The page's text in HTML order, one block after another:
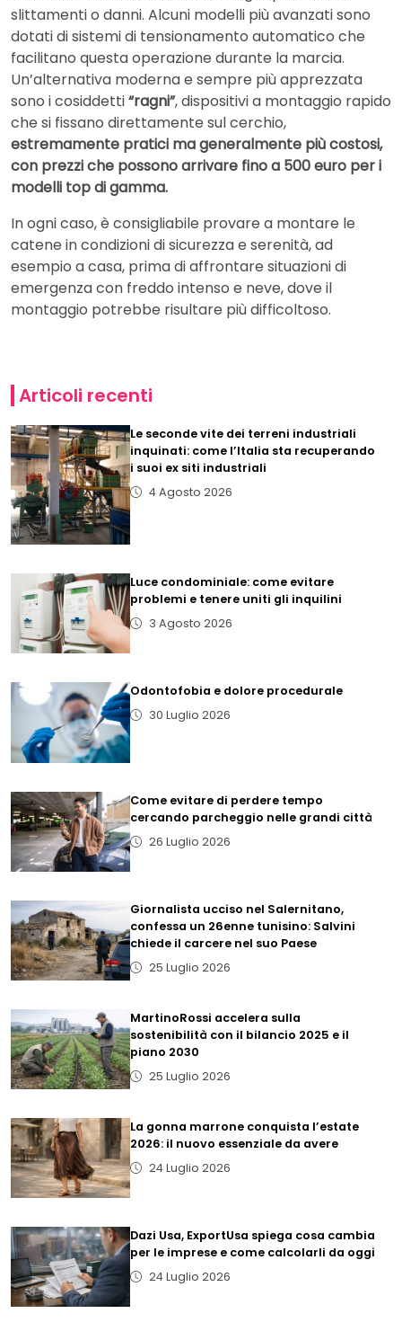
slittamenti o danni. Alcuni modelli più avanzati sono
dotati di sistemi di tensionamento automatico che
facilitano questa operazione durante la marcia.
Un’alternativa moderna e sempre più apprezzata
sono i cosiddetti“ragni”, dispositivi a montaggio rapido
che si fissano direttamente sul cerchio,
estremamente pratici ma generalmente più costosi,
con prezzi che possono arrivare fino a 500 euro per i
modelli top di gamma.
In ogni caso, è consigliabile provare a montare le
catene in condizioni di sicurezza e serenità, ad
esempio a casa, prima di affrontare situazioni di
emergenza con freddo intenso e neve, dove il
montaggio potrebbe risultare più difficoltoso.
Articoli recenti
Le seconde vite dei terreni industriali
inquinati: come l’Italia sta recuperando
i suoi ex siti industriali
4 Agosto 2026
Luce condominiale: come evitare
problemi e tenere uniti gli inquilini
3 Agosto 2026
Odontofobia e dolore procedurale
30 Luglio 2026
Come evitare di perdere tempo
cercando parcheggio nelle grandi città
26 Luglio 2026
Giornalista ucciso nel Salernitano,
confessa un 26enne tunisino: Salvini
chiede il carcere nel suo Paese
25 Luglio 2026
MartinoRossi accelera sulla
sostenibilità con il bilancio 2025 e il
piano 2030
25 Luglio 2026
La gonna marrone conquista l’estate
2026: il nuovo essenziale da avere
24 Luglio 2026
Dazi Usa, ExportUsa spiega cosa cambia
per le imprese e come calcolarli da oggi
24 Luglio 2026